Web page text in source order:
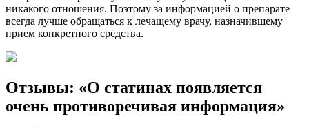
никакого отношения. Поэтому за информацией о препарате
всегда лучше обращаться к лечащему врачу, назначившему
прием конкретного средства.
Отзывы: «О статинах появляется
очень противоречивая информация»